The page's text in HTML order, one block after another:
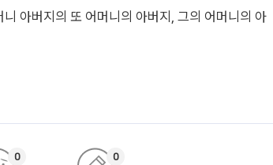
아버지의 또 어머니의 아버지, 그의 어머니의 아
0 0